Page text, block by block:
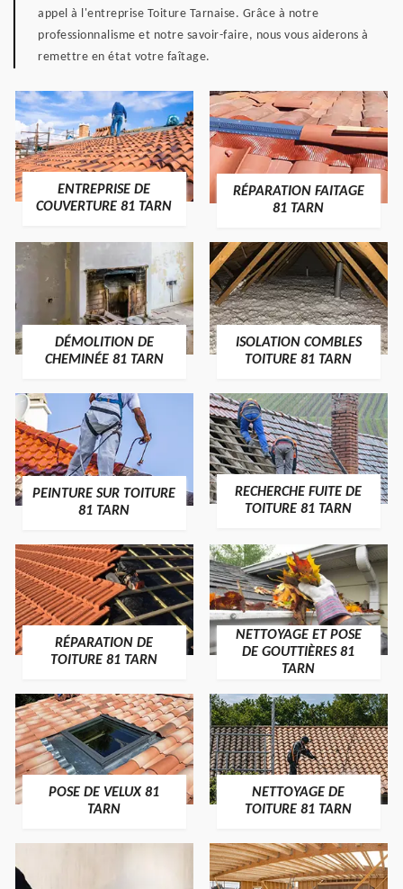
appel à l'entreprise Toiture Tarnaise. Grâce à notre
professionnalisme et notre savoir-faire, nous vous aiderons à
remettre en état votre faîtage.
ENTREPRISE DE
COUVERTURE 81 TARN
RÉPARATION FAITAGE
81 TARN
DÉMOLITION DE
CHEMINÉE 81 TARN
ISOLATION COMBLES
TOITURE 81 TARN
PEINTURE SUR TOITURE
81 TARN
RECHERCHE FUITE DE
TOITURE 81 TARN
RÉPARATION DE
TOITURE 81 TARN
NETTOYAGE ET POSE
DE GOUTTIÈRES 81
TARN
POSE DE VELUX 81
TARN
NETTOYAGE DE
TOITURE 81 TARN